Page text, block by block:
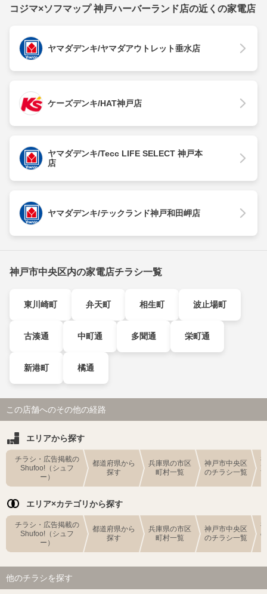
コジマ×ソフマップ 神戸ハーバーランド店の近くの家電店
ヤマダデンキ/ヤマダアウトレット垂水店
ケーズデンキ/HAT神戸店
ヤマダデンキ/Tecc LIFE SELECT 神戸本
店
ヤマダデンキ/テックランド神戸和田岬店
神戸市中央区内の家電店チラシ一覧
東川崎町 弁天町 相生町 波止場町
古湊通 中町通 多聞通 栄町通
新港町 橘通
この店舗へのその他の経路
エリアから探す
チラシ・広告掲載の
Shufoo!（シュフ
ー）
都道府県から
探す
兵庫県の市区
町村一覧
神戸市中央区
のチラシ一覧
エリア×カテゴリから探す
チラシ・広告掲載の
Shufoo!（シュフ
ー）
都道府県から
探す
兵庫県の市区
町村一覧
神戸市中央区
のチラシ一覧
他のチラシを探す